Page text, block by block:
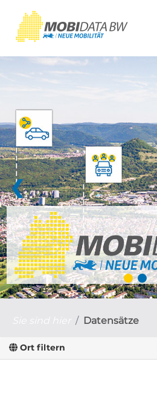
❮
Datensätze
Ort filtern